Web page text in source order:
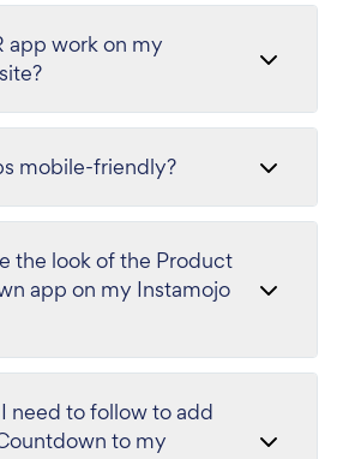
app work on my
mobile-friendly?
the look of the Product
app on my Instamojo
need to follow to add
to my